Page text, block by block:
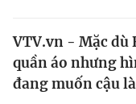
Thế giới
Tin tức
Kinh tế
VTV.vn - Mặc dù
quần áo nhưng
đang muốn cậu